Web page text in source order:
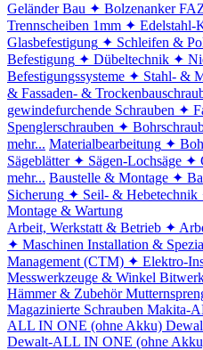
Geländer Bau ✦ Bolzenanker
Trennscheiben 1mm ✦ Edelstahl-
Glasbefestigung ✦ Schleifen &
Befestigung ✦ Dübeltechnik ✦
Befestigungssysteme ✦ Stahl- &
& Fassaden- &
gewindefurchende Schrauben ✦
Spenglerschrauben ✦
mehr... Materialbearbeitung ✦
Sägeblätter ✦ Sägen-Lochsäge ✦
mehr... Baustelle & Montage ✦
Sicherung ✦ Seil- & Hebetechnik
Montage & Wartung
Arbeit, Werkstatt & Betrieb ✦
✦ Maschinen Installation &
Management (CTM) ✦ Elektro-
Messwerkzeuge & Winkel
Hämmer & Zubehör
Magazinierte Schrauben Makita-
ALL IN ONE (ohne Akku)
Dewalt-ALL IN ONE (ohne